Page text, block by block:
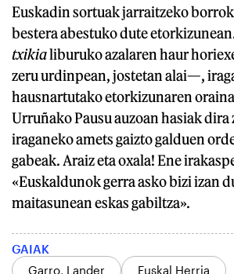
Euskadin sortuak jarraitzeko
bestera abestuko dute
txikialiburuko azalaren haur
zeru urdinpean, jostetan alai—,
hausnartutako etorkizunaren
Urruñako Pausu auzoan hasiak dira
iraganeko amets gaizto galduen
gabeak. Araiz eta oxala! Ene
«Euskaldunok gerra asko bizi izan
maitasunean eskas gabiltza».
GAIAK
Garro, Lander
Euskal Herria